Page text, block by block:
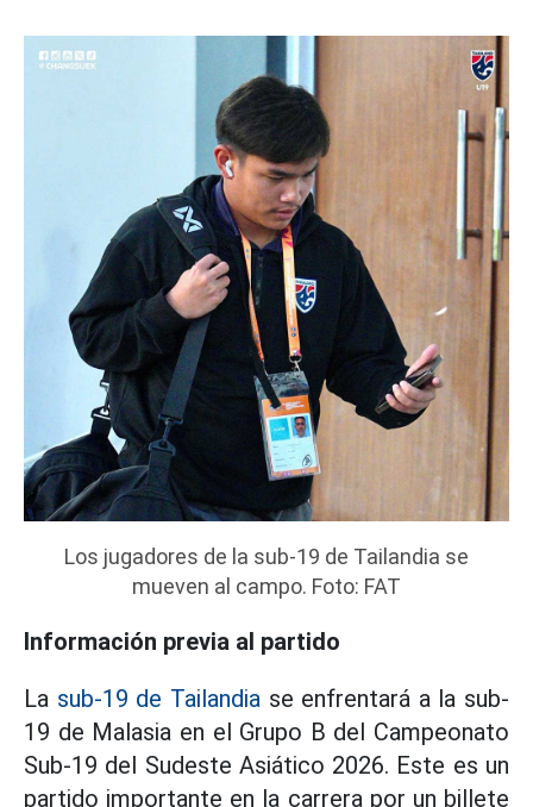
Los jugadores de la sub-19 de Tailandia se
mueven al campo. Foto: FAT
Información previa al partido
La sub-19 de Tailandiase enfrentará a la sub-
19 de Malasia en el Grupo B del Campeonato
Sub-19 del Sudeste Asiático 2026. Este es un
partido importante en la carrera por un billete